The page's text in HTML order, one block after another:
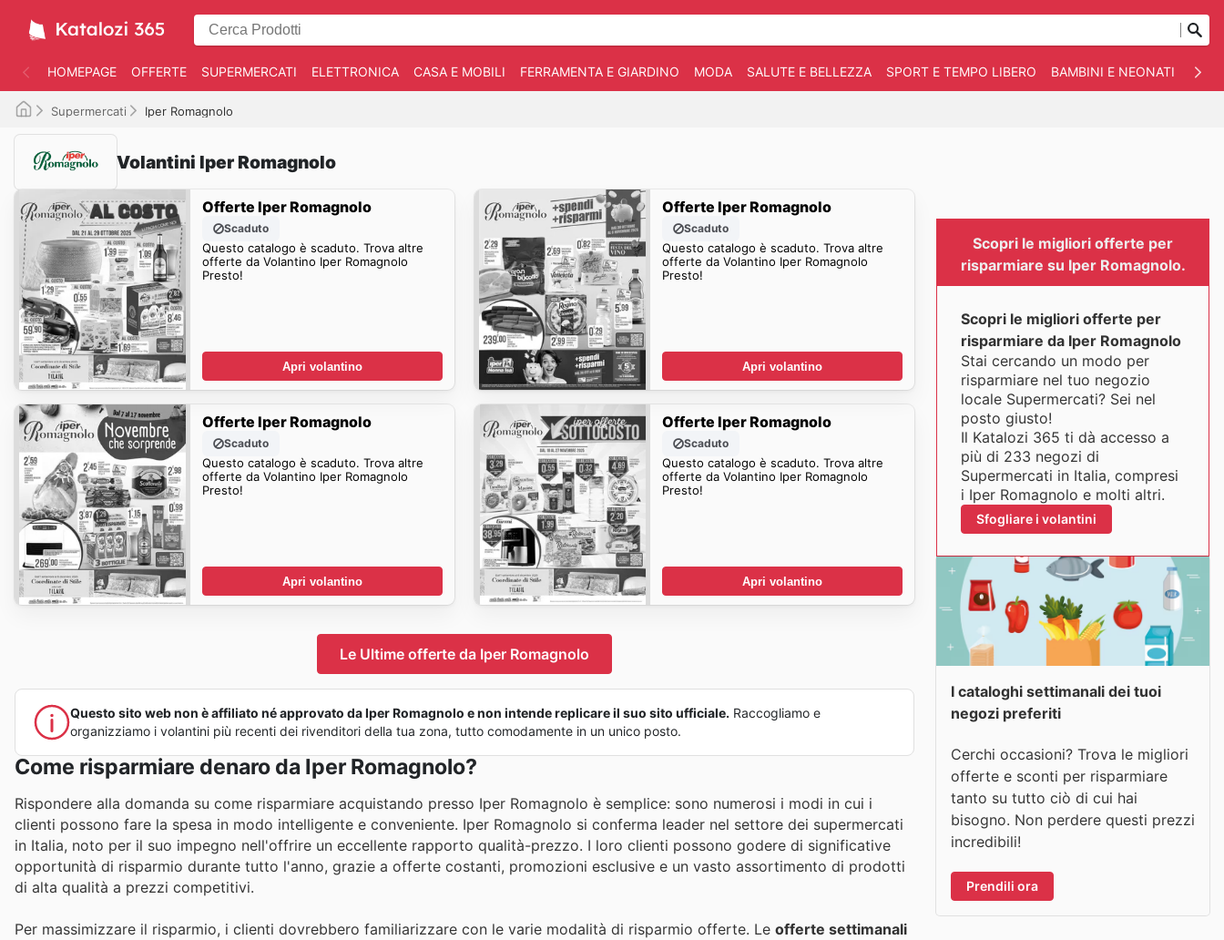
HOMEPAGE OFFERTE SUPERMERCATI ELETTRONICA CASA E MOBILI FERRAMENTA E GIARDINO MODA SALUTE E BELLEZZA SPORT E TEMPO LIBERO BAMBINI E NEONATI
Supermercati Iper Romagnolo
Volantini Iper Romagnolo
Offerte Iper Romagnolo
Scaduto
Questo catalogo è scaduto. Trova altre
offerte da Volantino Iper Romagnolo
Presto!
Apri volantino
Offerte Iper Romagnolo
Scaduto
Questo catalogo è scaduto. Trova altre
offerte da Volantino Iper Romagnolo
Presto!
Apri volantino
Offerte Iper Romagnolo
Scaduto
Questo catalogo è scaduto. Trova altre
offerte da Volantino Iper Romagnolo
Presto!
Apri volantino
Offerte Iper Romagnolo
Scaduto
Questo catalogo è scaduto. Trova altre
offerte da Volantino Iper Romagnolo
Presto!
Apri volantino
Le Ultime offerte da Iper Romagnolo
Questo sito web non è affiliato né approvato da Iper Romagnolo e non intende replicare il suo sito ufficiale. Raccogliamo e
organizziamo i volantini più recenti dei rivenditori della tua zona, tutto comodamente in un unico posto.
Come risparmiare denaro da Iper Romagnolo?
Rispondere alla domanda su come risparmiare acquistando presso Iper Romagnolo è semplice: sono numerosi i modi in cui i
clienti possono fare la spesa in modo intelligente e conveniente. Iper Romagnolo si conferma leader nel settore dei supermercati
in Italia, noto per il suo impegno nell'offrire un eccellente rapporto qualità-prezzo. I loro clienti possono godere di significative
opportunità di risparmio durante tutto l'anno, grazie a offerte costanti, promozioni esclusive e un vasto assortimento di prodotti
di alta qualità a prezzi competitivi.
Per massimizzare il risparmio, i clienti dovrebbero familiarizzare con le varie modalità di risparmio offerte. Le offerte settimanali
Scopri le migliori offerte per
risparmiare su Iper Romagnolo.
Scopri le migliori offerte per
risparmiare da Iper Romagnolo
Stai cercando un modo per
risparmiare nel tuo negozio
locale Supermercati? Sei nel
posto giusto!
Il Katalozi 365 ti dà accesso a
più di 233 negozi di
Supermercati in Italia, compresi
i Iper Romagnolo e molti altri.
Sfogliare i volantini
I cataloghi settimanali dei tuoi
negozi preferiti
Cerchi occasioni? Trova le migliori
offerte e sconti per risparmiare
tanto su tutto ciò di cui hai
bisogno. Non perdere questi prezzi
incredibili!
Prendili ora